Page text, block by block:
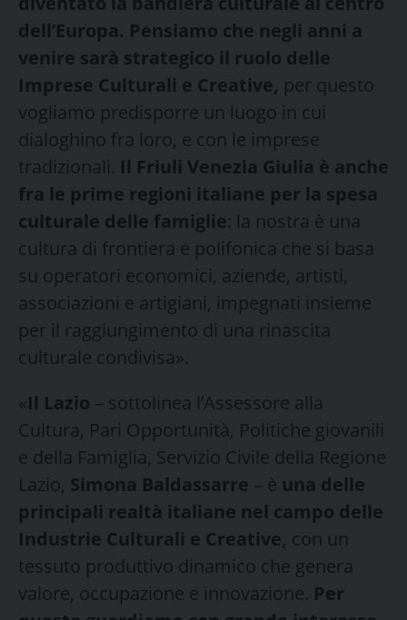
dell’Europa. Pensiamo che negli anni a
venire sarà strategico il ruolo delle
Imprese Culturali e Creative, per questo
vogliamo predisporre un luogo in cui
dialoghino fra loro, e con le imprese
tradizionali. Il Friuli Venezia Giulia è anche
fra le prime regioni italiane per la spesa
culturale delle famiglie: la nostra è una
cultura di frontiera e polifonica che si basa
su operatori economici, aziende, artisti,
associazioni e artigiani, impegnati insieme
per il raggiungimento di una rinascita
culturale condivisa».
«Il Lazio – sottolinea l’Assessore alla
Cultura, Pari Opportunità, Politiche giovanili
e della Famiglia, Servizio Civile della Regione
Lazio, Simona Baldassarre – è una delle
principali realtà italiane nel campo delle
Industrie Culturali e Creative, con un
tessuto produttivo dinamico che genera
valore, occupazione e innovazione. Per